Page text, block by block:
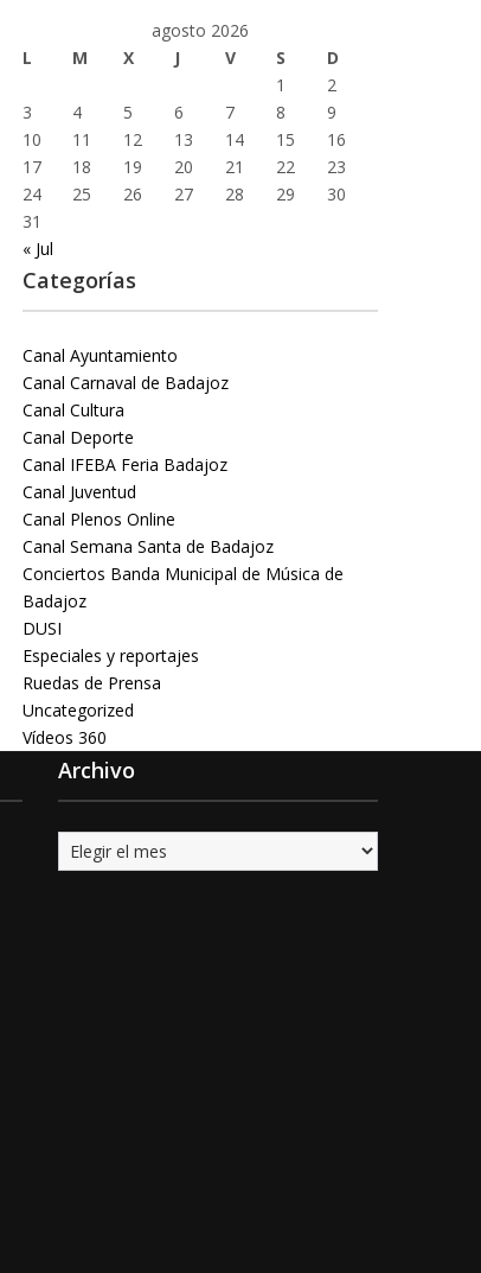
agosto 2026
L
M X J V S
D
1
2
3
4 5 6 7 8
9
10
11 12 13 14 15
16
17
18 19 20 21 22
23
24
25 26 27 28 29
30
31
« Jul
Categorías
Canal Ayuntamiento
Canal Carnaval de Badajoz
Canal Cultura
Canal Deporte
Canal IFEBA Feria Badajoz
Canal Juventud
Canal Plenos Online
Canal Semana Santa de Badajoz
Conciertos Banda Municipal de Música de
Badajoz
DUSI
Especiales y reportajes
Ruedas de Prensa
Uncategorized
Vídeos 360
Archivo
Archivo